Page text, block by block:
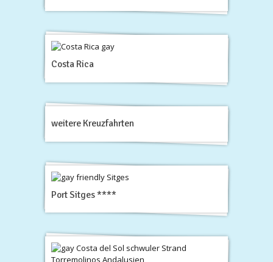
Costa Rica
weitere Kreuzfahrten
Port Sitges ****